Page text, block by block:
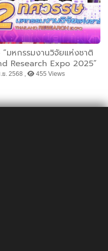
มหกรรมงานวิจัยแห่งชาติ
Research Expo 2025”
ความร่วมมือของเครือข่าย
ย. 2568 , 455 Views